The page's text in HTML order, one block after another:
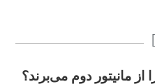
مانیتور دوم می‌برند؟